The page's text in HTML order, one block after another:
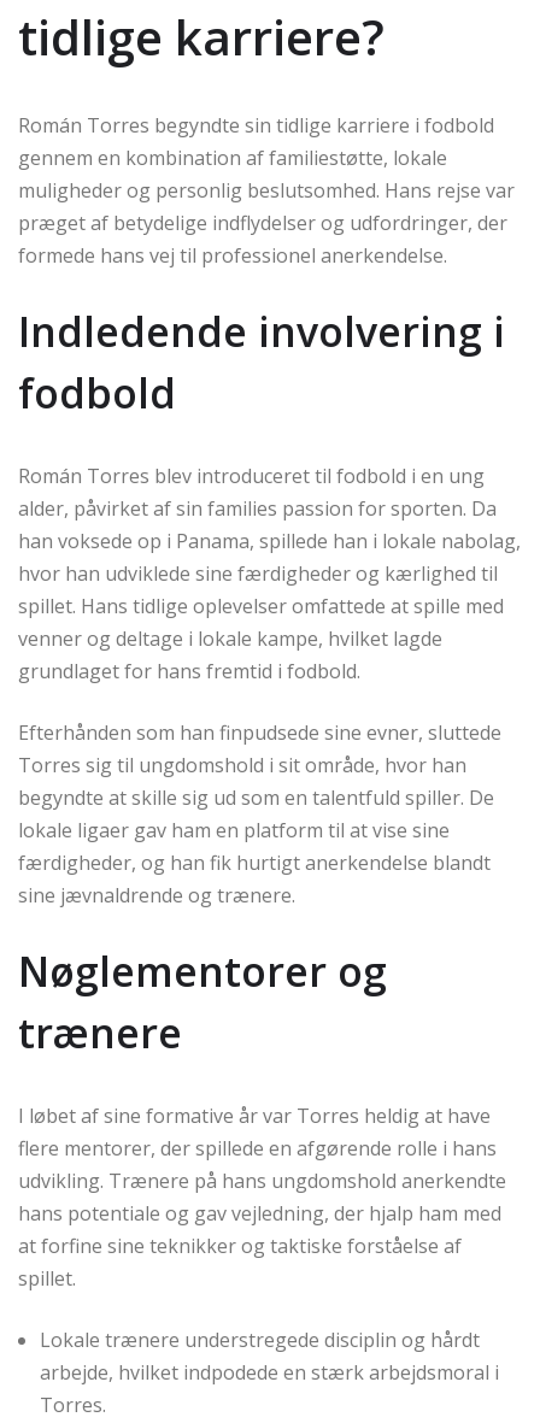
tidlige karriere?
Román Torres begyndte sin tidlige karriere i fodbold
gennem en kombination af familiestøtte, lokale
muligheder og personlig beslutsomhed. Hans rejse var
præget af betydelige indflydelser og udfordringer, der
formede hans vej til professionel anerkendelse.
Indledende involvering i
fodbold
Román Torres blev introduceret til fodbold i en ung
alder, påvirket af sin families passion for sporten. Da
han voksede op i Panama, spillede han i lokale nabolag,
hvor han udviklede sine færdigheder og kærlighed til
spillet. Hans tidlige oplevelser omfattede at spille med
venner og deltage i lokale kampe, hvilket lagde
grundlaget for hans fremtid i fodbold.
Efterhånden som han finpudsede sine evner, sluttede
Torres sig til ungdomshold i sit område, hvor han
begyndte at skille sig ud som en talentfuld spiller. De
lokale ligaer gav ham en platform til at vise sine
færdigheder, og han fik hurtigt anerkendelse blandt
sine jævnaldrende og trænere.
Nøglementorer og
trænere
I løbet af sine formative år var Torres heldig at have
flere mentorer, der spillede en afgørende rolle i hans
udvikling. Trænere på hans ungdomshold anerkendte
hans potentiale og gav vejledning, der hjalp ham med
at forfine sine teknikker og taktiske forståelse af
spillet.
Lokale trænere understregede disciplin og hårdt
arbejde, hvilket indpodede en stærk arbejdsmoral i
Torres.